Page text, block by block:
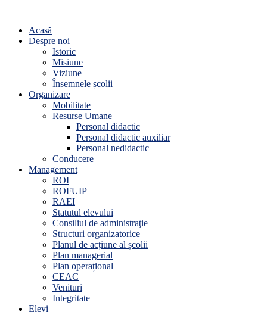
Acasă
Despre noi
Istoric
Misiune
Viziune
Însemnele școlii
Organizare
Mobilitate
Resurse Umane
Personal didactic
Personal didactic auxiliar
Personal nedidactic
Conducere
Management
ROI
ROFUIP
RAEI
Statutul elevului
Consiliul de administraţie
Structuri organizatorice
Planul de acțiune al școlii
Plan managerial
Plan operațional
CEAC
Venituri
Integritate
Elevi